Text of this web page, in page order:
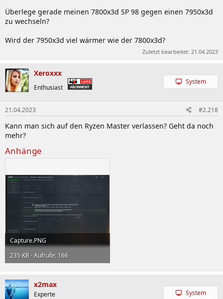
Überlege gerade meinen 7800x3d SP 98 gegen einen 7950x3d
zu wechseln?
Wird der 7950x3d viel wärmer wie der 7800x3d?
Zuletzt bearbeitet: 21.04.2023
Xeroxxx
Enthusiast
System
21.04.2023 #2.218
Kann man sich auf den Ryzen Master verlassen? Geht da noch
mehr?
Anhänge
Capture.PNG
235 KB · Aufrufe: 166
x2max
Experte System